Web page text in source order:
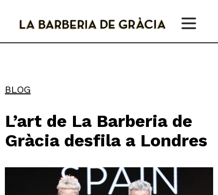
content
BLOG
L’art de La Barberia de
Gràcia desfila a Londres